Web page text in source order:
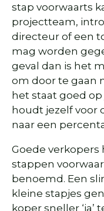
stap voorwaarts
projectteam,
directeur of een
mag worden
geval dan is het
om door te gaan
het staat goed
houdt jezelf voor
naar een
Goede
stappen
benoemd. Een
kleine stapjes
koper sneller